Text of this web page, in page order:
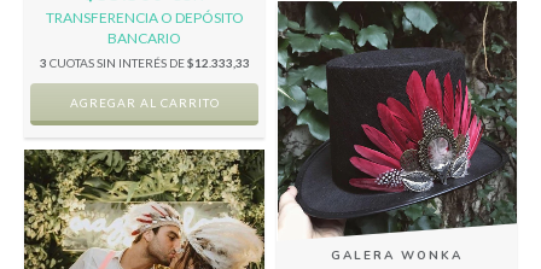
TRANSFERENCIA O DEPÓSITO
BANCARIO
3 CUOTAS SIN INTERÉS DE$12.333,33
GALERA WONKA